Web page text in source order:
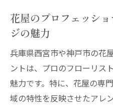
出張サービスで
イン
花屋がアドバイ
ント
出張アレンジメント
花屋のプロフェッシ
ジの魅力
兵庫県西宮市や神戸市の花
ントは、プロのフローリス
魅力です。特に、花屋の専
域の特性を反映させたアレ